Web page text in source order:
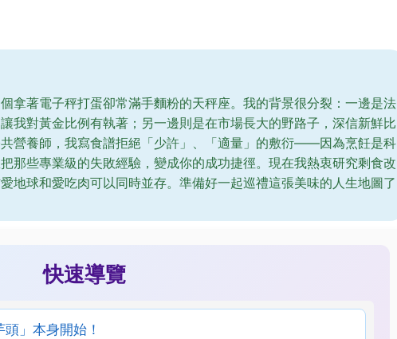
拿著電子秤打蛋卻常滿手麵粉的天秤座。我的背景很分裂：一邊是法
我對黃金比例有執著；另一邊則是在市場長大的野路子，深信新鮮比
營養師，我寫食譜拒絕「少許」、「適量」的敷衍——因為烹飪是科
那些專業級的失敗經驗，變成你的成功捷徑。現在我熱衷研究剩食改
地球和愛吃肉可以同時並存。準備好一起巡禮這張美味的人生地圖了
快速導覽
」本身開始！